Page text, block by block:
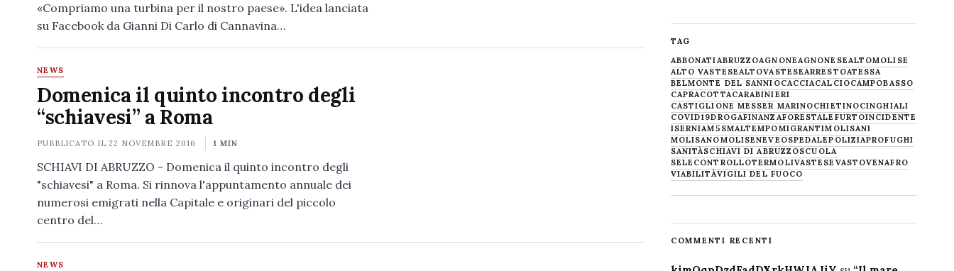
«Compriamo una turbina per il nostro paese». L'idea lanciata
su Facebook da Gianni Di Carlo di Cannavina…
NEWS
Domenica il quinto incontro degli
“schiavesi” a Roma
PUBBLICATO IL22 NOVEMBRE 2016 1 MIN
SCHIAVI DI ABRUZZO - Domenica il quinto incontro degli
"schiavesi" a Roma. Si rinnova l'appuntamento annuale dei
numerosi emigrati nella Capitale e originari del piccolo
centro del…
NEWS
TAG
ABBONATIABRUZZOAGNONEAGNONESEALTOMOLISE
ALTO VASTESEALTOVASTESEARRESTOATESSA
BELMONTE DEL SANNIOCACCIACALCIOCAMPOBASSO
CAPRACOTTACARABINIERI
CASTIGLIONE MESSER MARINOCHIETINOCINGHIALI
COVID19DROGAFINANZAFORESTALE FURTOINCIDENTE
ISERNIAM5SMALTEMPOMIGRANTIMOLISANI
MOLISANOMOLISENEVE OSPEDALEPOLIZIAPROFUGHI
SANITÀSCHIAVI DI ABRUZZOSCUOLA
SELECONTROLLOTERMOLIVASTESE VASTOVENAFRO
VIABILITÀVIGILI DEL FUOCO
COMMENTI RECENTI